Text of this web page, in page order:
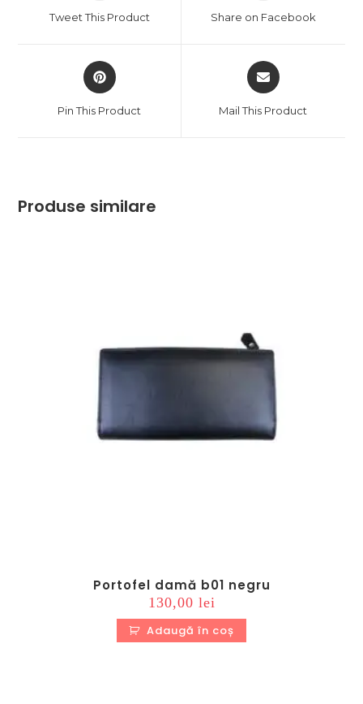
new
Tweet This Product
new
Share on Facebook
Opens
in
new
Pin This Product
Opens
in
new
Mail This Product
Produse similare
Portofel damă b01 negru
130,00 lei
Adaugă în coș